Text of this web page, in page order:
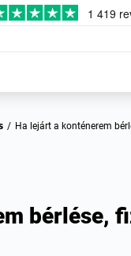
/ Ha lejárt a konténerem
bérlése,